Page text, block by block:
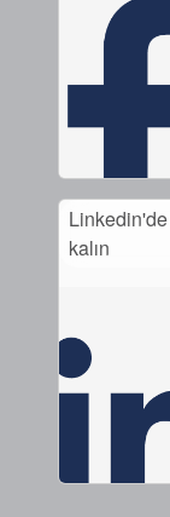
kalın